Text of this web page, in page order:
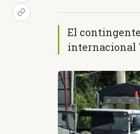
El
internacional